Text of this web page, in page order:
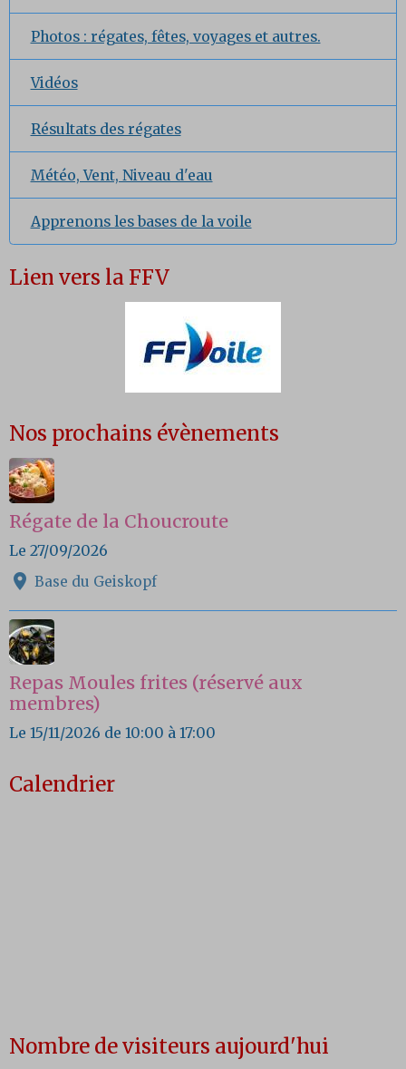
Photos : régates, fêtes, voyages et autres.
Vidéos
Résultats des régates
Météo, Vent, Niveau d'eau
Apprenons les bases de la voile
Lien vers la FFV
Nos prochains évènements
Régate de la Choucroute
Le 27/09/2026
Base du Geiskopf
Repas Moules frites (réservé aux
membres)
Le 15/11/2026 de 10:00 à 17:00
Calendrier
Nombre de visiteurs aujourd'hui